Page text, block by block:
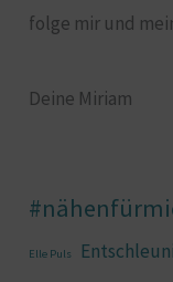
folge mir und
Deine Miriam
Elle Puls